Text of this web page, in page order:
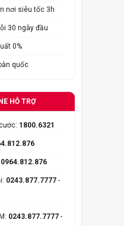
nơi siêu tốc 3h
30 ngày đầu
0%
quốc
HỖ TRỢ
1800.6321
0964.812.876
0243.877.7777 -
0243.877.7777 -